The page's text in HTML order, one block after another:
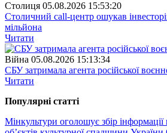
Столиця 05.08.2026 15:53:20
Столичний call-центр ошукав
мільйона
Читати
Війна 05.08.2026 15:13:34
СБУ затримала агента російської
Читати
Популярнi статтi
Мінкультури оголошує збір